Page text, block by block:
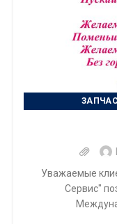
Уважаемые
Сервис"